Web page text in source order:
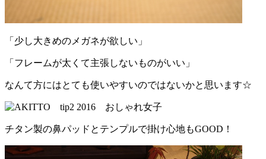
「少し大きめのメガネが欲しい」
「フレームが太くて主張しないものがいい」
なんて方にはとても使いやすいのではないかと思います☆
チタン製の鼻パッドとテンプルで掛け心地もGOOD！